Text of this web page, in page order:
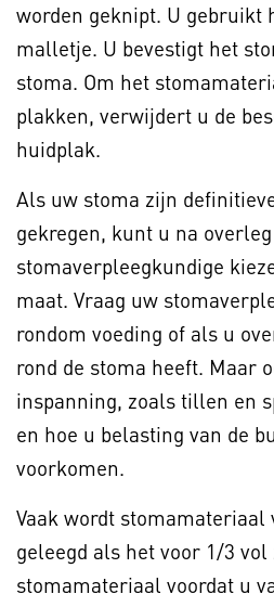
worden geknipt. U gebruikt
malletje. U bevestigt het
stoma. Om het
plakken, verwijdert u de
huidplak.
Als uw stoma zijn
gekregen, kunt u na
stomaverpleegkundige
maat. Vraag uw
rondom voeding of als u
rond de stoma heeft. Maar
inspanning, zoals tillen en
en hoe u belasting van de
voorkomen.
Vaak wordt stomamateriaal
geleegd als het voor 1/3
stomamateriaal voordat u